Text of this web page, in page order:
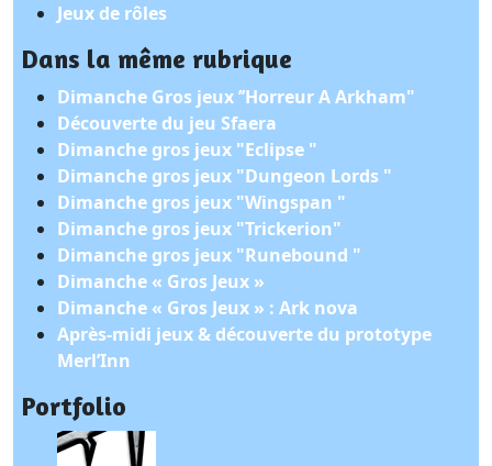
Jeux de rôles
Dans la même rubrique
Dimanche Gros jeux ’’Horreur A Arkham"
Découverte du jeu Sfaera
Dimanche gros jeux "Eclipse "
Dimanche gros jeux "Dungeon Lords "
Dimanche gros jeux "Wingspan "
Dimanche gros jeux "Trickerion"
Dimanche gros jeux "Runebound "
Dimanche « Gros Jeux »
Dimanche « Gros Jeux » : Ark nova
Après-midi jeux & découverte du prototype
Merl’Inn
Portfolio